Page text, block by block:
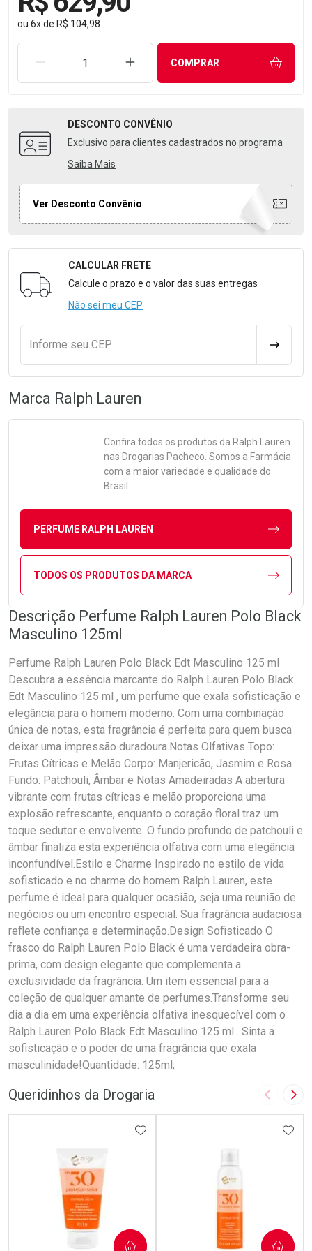
ou 6xde R$ 104,98
REMOVER UMA UNIDADEAUMENTAR UMA UNIDADE
COMPRAR
DESCONTO CONVÊNIO
Exclusivo para clientes cadastrados no programa
Saiba Mais
Ver Desconto Convênio
Formulário para Calcular o Frete
CALCULAR FRETE
Calcule o prazo e o valor das suas entregas
Não sei meu CEP
Informe seu CEP
Marca Ralph Lauren
Confira todos os produtos da Ralph Lauren
nas Drogarias Pacheco. Somos a Farmácia
com a maior variedade e qualidade do
Brasil.
PERFUME RALPH LAUREN
TODOS OS PRODUTOS DA MARCA
Descrição Perfume Ralph Lauren Polo Black
Masculino 125ml
Perfume Ralph Lauren Polo Black Edt Masculino 125 ml
Descubra a essência marcante do Ralph Lauren Polo Black
Edt Masculino 125 ml , um perfume que exala sofisticação e
elegância para o homem moderno. Com uma combinação
única de notas, esta fragrância é perfeita para quem busca
deixar uma impressão duradoura.Notas Olfativas Topo:
Frutas Cítricas e Melão Corpo: Manjericão, Jasmim e Rosa
Fundo: Patchouli, Âmbar e Notas Amadeiradas A abertura
vibrante com frutas cítricas e melão proporciona uma
explosão refrescante, enquanto o coração floral traz um
toque sedutor e envolvente. O fundo profundo de patchouli e
âmbar finaliza esta experiência olfativa com uma elegância
inconfundível.Estilo e Charme Inspirado no estilo de vida
sofisticado e no charme do homem Ralph Lauren, este
perfume é ideal para qualquer ocasião, seja uma reunião de
negócios ou um encontro especial. Sua fragrância audaciosa
reflete confiança e determinação.Design Sofisticado O
frasco do Ralph Lauren Polo Black é uma verdadeira obra-
prima, com design elegante que complementa a
exclusividade da fragrância. Um item essencial para a
coleção de qualquer amante de perfumes.Transforme seu
dia a dia em uma experiência olfativa inesquecível com o
Ralph Lauren Polo Black Edt Masculino 125 ml . Sinta a
sofisticação e o poder de uma fragrância que exala
masculinidade!Quantidade: 125ml;
Queridinhos da Drogaria Imagem
ADICIONAR AOS FAVORITOS
COMPRAR COMPRAR